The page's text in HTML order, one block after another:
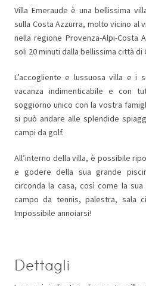
Villa Emeraude è una bellissima
sulla Costa Azzurra, molto vicino al
nella regione Provenza-Alpi-Costa
soli 20 minuti dalla bellissima città di
L’accogliente e lussuosa villa e i
vacanza indimenticabile e con
soggiorno unico con la vostra
si può andare alle splendide
campi da golf.
All’interno della villa, è possibile
e godere della sua grande
circonda la casa, così come la sua
campo da tennis, palestra, sala
Impossibile annoiarsi!
Dettagli